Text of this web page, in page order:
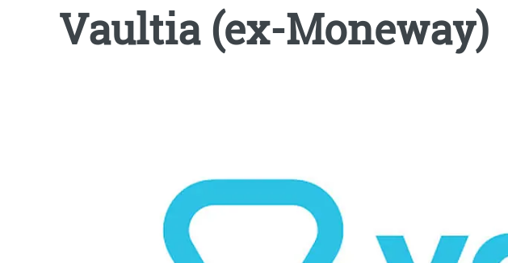
Vaultia (ex-Moneway)